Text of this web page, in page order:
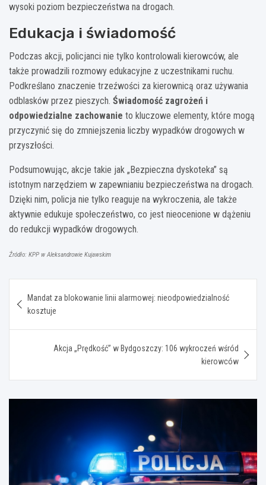
wysoki poziom bezpieczeństwa na drogach.
Edukacja i świadomość
Podczas akcji, policjanci nie tylko kontrolowali kierowców, ale
także prowadzili rozmowy edukacyjne z uczestnikami ruchu.
Podkreślano znaczenie trzeźwości za kierownicą oraz używania
odblasków przez pieszych. Świadomość zagrożeń i
odpowiedzialne zachowanie to kluczowe elementy, które mogą
przyczynić się do zmniejszenia liczby wypadków drogowych w
przyszłości.
Podsumowując, akcje takie jak „Bezpieczna dyskoteka” są
istotnym narzędziem w zapewnianiu bezpieczeństwa na drogach.
Dzięki nim, policja nie tylko reaguje na wykroczenia, ale także
aktywnie edukuje społeczeństwo, co jest nieocenione w dążeniu
do redukcji wypadków drogowych.
Źródło: KPP w Aleksandrowie Kujawskim
wpisu
Mandat za blokowanie linii alarmowej: nieodpowiedzialność
kosztuje
Akcja „Prędkość” w Bydgoszczy: 106 wykroczeń wśród
kierowców